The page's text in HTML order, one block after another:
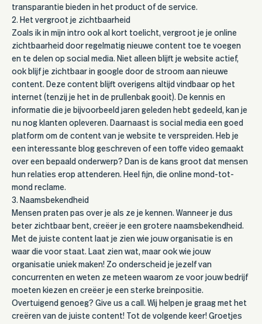
transparantie bieden in het product of de service.
2. Het vergroot je zichtbaarheid
Zoals ik in mijn intro ook al kort toelicht, vergroot je je online
zichtbaarheid door regelmatig nieuwe content toe te voegen
en te delen op social media. Niet alleen blijft je website actief,
ook blijf je zichtbaar in google door de stroom aan nieuwe
content. Deze content blijft overigens altijd vindbaar op het
internet (tenzij je het in de prullenbak gooit). De kennis en
informatie die je bijvoorbeeld jaren geleden hebt gedeeld, kan je
nu nog klanten opleveren. Daarnaast is social media een goed
platform om de content van je website te verspreiden. Heb je
een interessante blog geschreven of een toffe video gemaakt
over een bepaald onderwerp? Dan is de kans groot dat mensen
hun relaties erop attenderen. Heel fijn, die online mond-tot-
mond reclame.
3. Naamsbekendheid
Mensen praten pas over je als ze je kennen. Wanneer je dus
beter zichtbaar bent, creëer je een grotere naamsbekendheid.
Met de juiste content laat je zien wie jouw organisatie is en
waar die voor staat. Laat zien wat, maar ook wie jouw
organisatie uniek maken! Zo onderscheid je jezelf van
concurrenten en weten ze meteen waarom ze voor jouw bedrijf
moeten kiezen en creëer je een sterke breinpositie.
Overtuigend genoeg? Give us a call. Wij helpen je graag met het
creëren van de juiste content! Tot de volgende keer! Groetjes